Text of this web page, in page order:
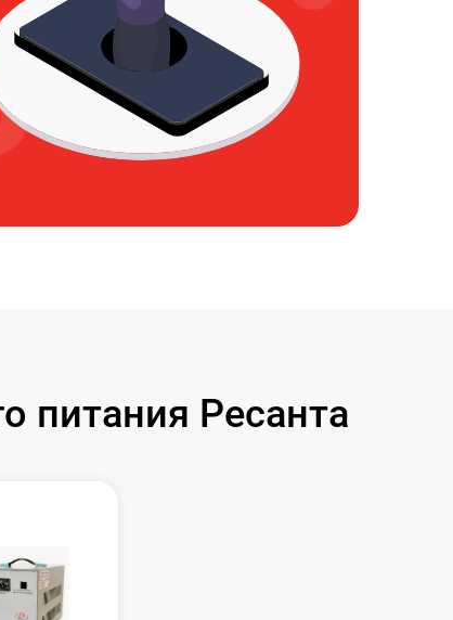
питания Ресанта